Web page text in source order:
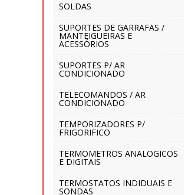
SOLDAS
SUPORTES DE GARRAFAS /
MANTEIGUEIRAS E
ACESSÓRIOS
SUPORTES P/ AR
CONDICIONADO
TELECOMANDOS / AR
CONDICIONADO
TEMPORIZADORES P/
FRIGORIFICO
TERMOMETROS ANALOGICOS
E DIGITAIS
TERMOSTATOS INDIDUAIS E
SONDAS